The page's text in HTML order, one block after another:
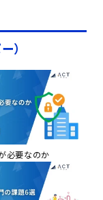
）
必要なのか